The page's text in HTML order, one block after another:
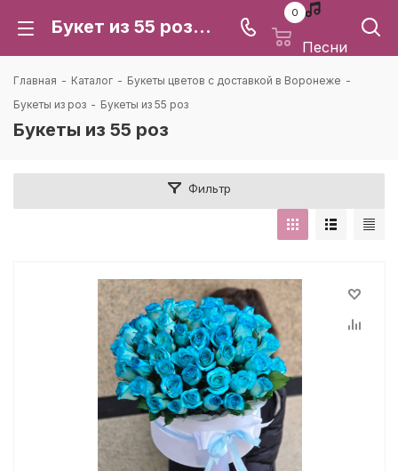
Букет из 55 роз: купить с доставкой в Воронеже | Каталея
0
Песни
Главная - Каталог - Букеты цветов с доставкой в Воронеже -
Букеты из роз - Букеты из 55 роз
Букеты из 55 роз
Фильтр